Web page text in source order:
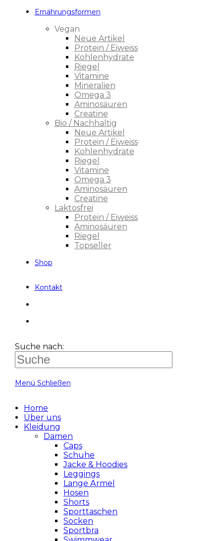
Ernährungsformen
Vegan
Neue Artikel
Protein / Eiweiss
Kohlenhydrate
Riegel
Vitamine
Mineralien
Omega 3
Aminosäuren
Creatine
Bio / Nachhaltig
Neue Artikel
Protein / Eiweiss
Kohlenhydrate
Riegel
Vitamine
Omega 3
Aminosäuren
Creatine
Laktosfrei
Protein / Eiweiss
Aminosäuren
Riegel
Topseller
Shop
Kontakt
Suche nach:
Menü Schließen
Home
Über uns
Kleidung
Damen
Caps
Schuhe
Jacke & Hoodies
Leggings
Lange Ärmel
Hosen
Shorts
Sporttaschen
Socken
Sportbra